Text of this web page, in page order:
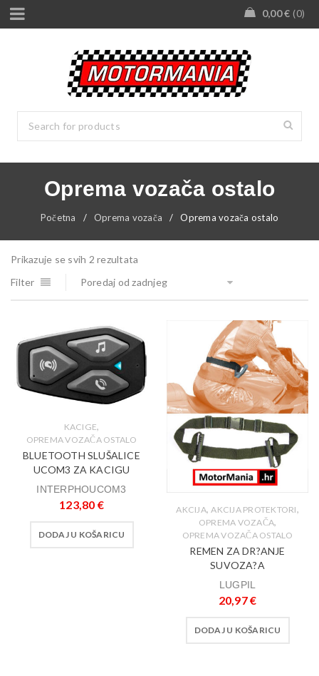
0,00€ 0
Oprema vozača ostalo
Početna / Oprema vozača / Oprema vozača ostalo
Prikazuje se svih 2 rezultata
Filter
Poredaj od zadnjeg
KACIGE,
OPREMA VOZAČA OSTALO
BLUETOOTH SLUŠALICE
UCOM3 ZA KACIGU
INTERPHOUCOM3
123,80 €
DODAJ U KOŠARICU
AKCIJA, AKCIJA PROTEKTORI,
OPREMA VOZAČA,
OPREMA VOZAČA OSTALO
REMEN ZA DR?ANJE
SUVOZA?A
LUGPIL
20,97€
DODAJ U KOŠARICU